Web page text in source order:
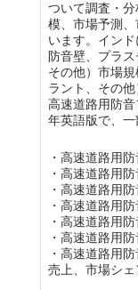
ついて調査・
模、市場予測
います。イン
防音壁、プラス
その他）市場
ラント、その他
高速道路用防
年英語版で、一
・高速道路用
・高速道路用
・高速道路用
・高速道路用
・高速道路用
・高速道路用
・高速道路用
売上、市場シェ